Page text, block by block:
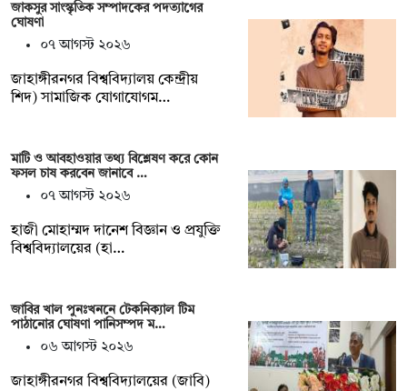
জাকসুর সাংস্কৃতিক সম্পাদকের পদত্যাগের
ঘোষণা
০৭ আগস্ট ২০২৬
‎জাহাঙ্গীরনগর বিশ্ববিদ্যালয় কেন্দ্রীয়
শিদ) সামাজিক যোগাযোগম…
মাটি ও আবহাওয়ার তথ্য বিশ্লেষণ করে কোন
ফসল চাষ করবেন জানাবে …
০৭ আগস্ট ২০২৬
হাজী মোহাম্মদ দানেশ বিজ্ঞান ও প্রযুক্তি
বিশ্ববিদ্যালয়ের (হা…
জাবির খাল পুনঃখননে টেকনিক্যাল টিম
পাঠানোর ঘোষণা পানিসম্পদ ম…
০৬ আগস্ট ২০২৬
‎‎জাহাঙ্গীরনগর বিশ্ববিদ্যালয়ের (জাবি)